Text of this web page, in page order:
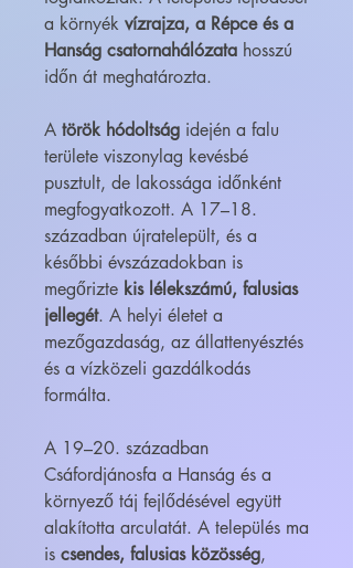
a környék vízrajza, a Répce és a
Hanság csatornahálózata hosszú
időn át meghatározta.
A török hódoltság idején a falu
területe viszonylag kevésbé
pusztult, de lakossága időnként
megfogyatkozott. A 17–18.
században újratelepült, és a
későbbi évszázadokban is
megőrizte kis lélekszámú, falusias
jellegét. A helyi életet a
mezőgazdaság, az állattenyésztés
és a vízközeli gazdálkodás
formálta.
A 19–20. században
Csáfordjánosfa a Hanság és a
környező táj fejlődésével együtt
alakította arculatát. A település ma
is csendes, falusias közösség,